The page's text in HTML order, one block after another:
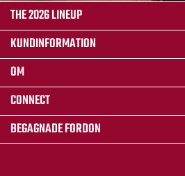
THE 2026 LINEUP
KUNDINFORMATION
OM
CONNECT
BEGAGNADE FORDON